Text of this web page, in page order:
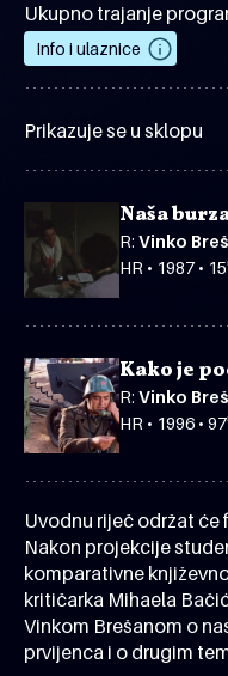
Ukupno trajanje
Info i ulaznice
Prikazuje se u sklopu
Naša
R: Vinko
HR • 1987 •
Kako je
R: Vinko
HR • 1996 •
Uvodnu riječ održat će
Nakon projekcije
komparativne
kritičarka Mihaela
Vinkom Brešanom o
prvijenca i o drugim